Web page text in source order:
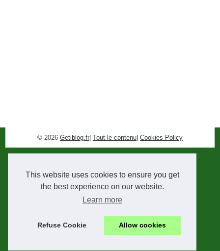
This website uses cookies to ensure you get
the best experience on our website.
Learn more
Refuse Cookie Allow cookies
© 2026 Getiblog.fr Tout le contenu Cookies Policy